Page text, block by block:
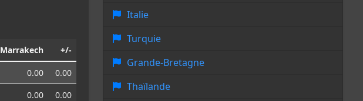
Marrakech +/-
0.00
0.00
0.00
0.00
Italie
Turquie
Grande-Bretagne
Thaïlande